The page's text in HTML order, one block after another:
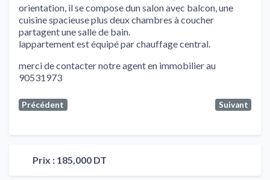
orientation, il se compose dun salon avec balcon, une
cuisine spacieuse plus deux chambres à coucher
partagent une salle de bain.
lappartement est équipé par chauffage central.
merci de contacter notre agent en immobilier au
90531973
Précédent Suivant
Prix : 185,000 DT